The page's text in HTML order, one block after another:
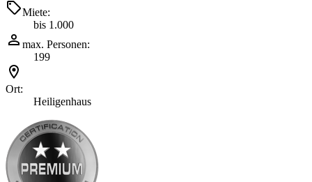
Miete:
bis 1.000
max. Personen:
199
Ort:
Heiligenhaus